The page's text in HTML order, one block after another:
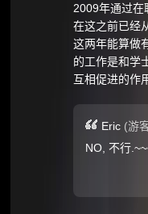
2009年通过在
在这之前已经
这两年能算做
的工作是和学
互相促进的作
Eric (游
NO, 不行